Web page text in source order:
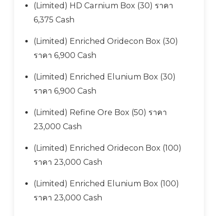
(Limited) HD Carnium Box (30) ราคา
6,375 Cash
(Limited) Enriched Oridecon Box (30)
ราคา 6,900 Cash
(Limited) Enriched Elunium Box (30)
ราคา 6,900 Cash
(Limited) Refine Ore Box (50) ราคา
23,000 Cash
(Limited) Enriched Oridecon Box (100)
ราคา 23,000 Cash
(Limited) Enriched Elunium Box (100)
ราคา 23,000 Cash